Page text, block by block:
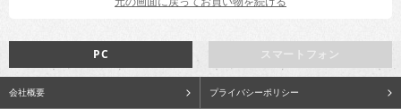
スマートフォン
PC
会社概要 プライバシーポリシー